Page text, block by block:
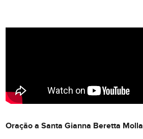
Oração a Santa Gianna Beretta Molla